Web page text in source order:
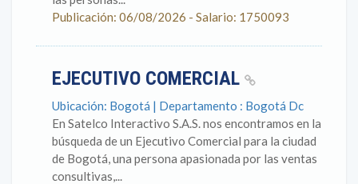
Publicación: 06/08/2026 - Salario: 1750093
EJECUTIVO COMERCIAL
Ubicación: Bogotá | Departamento : Bogotá Dc
En Satelco Interactivo S.A.S. nos encontramos en la
búsqueda de un Ejecutivo Comercial para la ciudad
de Bogotá, una persona apasionada por las ventas
consultivas,...